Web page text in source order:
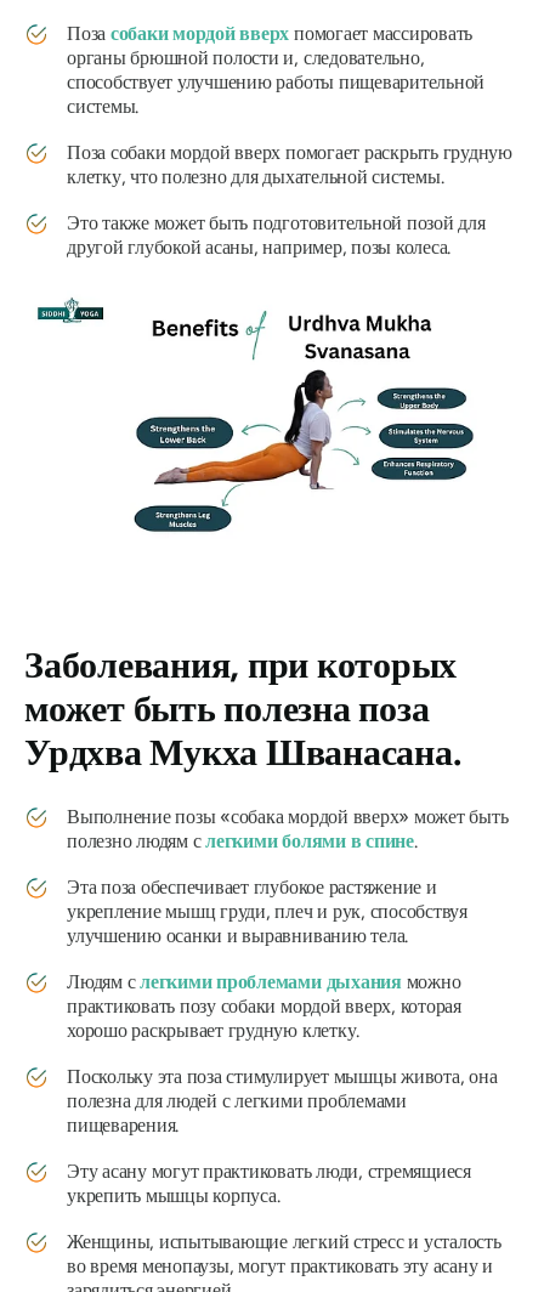
Поза собаки мордой вверх помогает массировать
органы брюшной полости и, следовательно,
способствует улучшению работы пищеварительной
системы.
Поза собаки мордой вверх помогает раскрыть грудную
клетку, что полезно для дыхательной системы.
Это также может быть подготовительной позой для
другой глубокой асаны, например, позы колеса.
Заболевания, при которых
может быть полезна поза
Урдхва Мукха Шванасана.
Выполнение позы «собака мордой вверх» может быть
полезно людям слегкими болями в спине.
Эта поза обеспечивает глубокое растяжение и
укрепление мышц груди, плеч и рук, способствуя
улучшению осанки и выравниванию тела.
Людям слегкими проблемами дыханияможно
практиковать позу собаки мордой вверх, которая
хорошо раскрывает грудную клетку.
Поскольку эта поза стимулирует мышцы живота, она
полезна для людей с легкими проблемами
пищеварения.
Эту асану могут практиковать люди, стремящиеся
укрепить мышцы корпуса.
Женщины, испытывающие легкий стресс и усталость
во время менопаузы, могут практиковать эту асану и